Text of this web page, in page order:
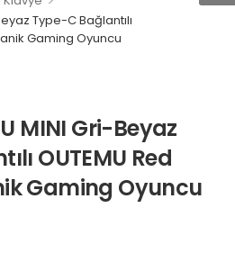
Type-C Bağlantılı
Gaming Oyuncu
MINI Gri-Beyaz
OUTEMU Red
Gaming Oyuncu